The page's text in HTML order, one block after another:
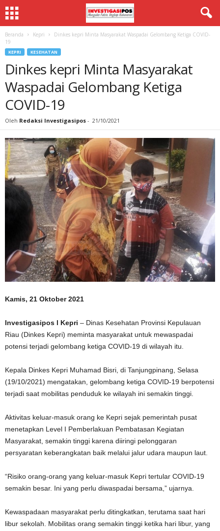
Beranda Kepri
Dinkes kepri Minta Masyarakat Waspadai Gelombang Ketiga COVID-
19
KEPRI KESEHATAN
Dinkes kepri Minta Masyarakat
Waspadai Gelombang Ketiga
COVID-19
Oleh Redaksi Investigasipos - 21/10/2021
Kamis, 21 Oktober 2021
Investigasipos l Kepri – Dinas Kesehatan Provinsi Kepulauan
Riau (Dinkes Kepri) meminta masyarakat untuk mewaspadai
potensi terjadi gelombang ketiga COVID-19 di wilayah itu.
Kepala Dinkes Kepri Muhamad Bisri, di Tanjungpinang, Selasa
(19/10/2021) mengatakan, gelombang ketiga COVID-19 berpotensi
terjadi saat mobilitas penduduk ke wilayah ini semakin tinggi.
Aktivitas keluar-masuk orang ke Kepri sejak pemerintah pusat
menetapkan Level I Pemberlakuan Pembatasan Kegiatan
Masyarakat, semakin tinggi karena diiringi pelonggaran
persyaratan keberangkatan baik melalui jalur udara maupun laut.
“Risiko orang-orang yang keluar-masuk Kepri tertular COVID-19
semakin besar. Ini yang perlu diwaspadai bersama,” ujarnya.
Kewaspadaan masyarakat perlu ditingkatkan, terutama saat hari
libur sekolah. Mobilitas orang semakin tinggi ketika hari libur, yang